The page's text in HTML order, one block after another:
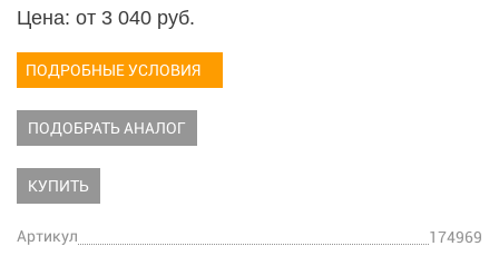
Цена: от 3 040 руб.
ПОДРОБНЫЕ УСЛОВИЯ
ПОДОБРАТЬ АНАЛОГ
КУПИТЬ
Артикул 174969